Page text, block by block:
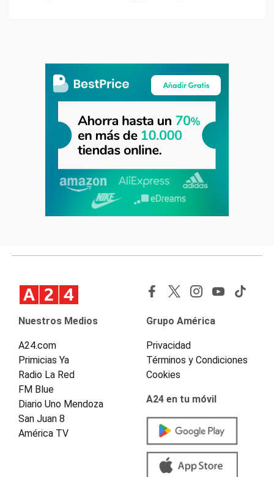
Nuestros Medios
A24.com
Primicias Ya
Radio La Red
FM Blue
Diario Uno Mendoza
San Juan 8
América TV
Grupo América
Privacidad
Términos y Condiciones
Cookies
A24 en tu móvil